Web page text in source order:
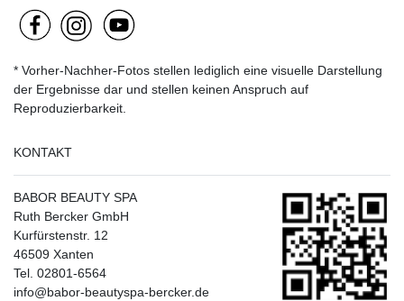
* Vorher-Nachher-Fotos stellen lediglich eine visuelle Darstellung
der Ergebnisse dar und stellen keinen Anspruch auf
Reproduzierbarkeit.
KONTAKT
BABOR BEAUTY SPA
Ruth Bercker GmbH
Kurfürstenstr. 12
46509 Xanten
Tel. 02801-6564
info@babor-beautyspa-bercker.de